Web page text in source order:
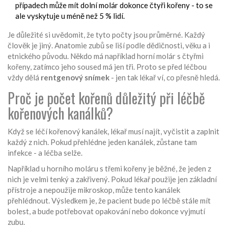
případech může mít dolní molár dokonce čtyři kořeny - to se
ale vyskytuje u méně než 5 % lidí.
Je důležité si uvědomit, že tyto počty jsou průměrné. Každý
člověk je jiný. Anatomie zubů se liší podle dědičnosti, věku a i
etnického původu. Někdo má například horní molár s čtyřmi
kořeny, zatímco jeho soused má jen tři. Proto se před léčbou
vždy dělá rentgenový snímek - jen tak lékař ví, co přesně hledá.
Proč je počet kořenů důležitý při léčbě
kořenových kanálků?
Když se léčí kořenový kanálek, lékař musí najít, vyčistit a zaplnit
každý z nich. Pokud přehlédne jeden kanálek, zůstane tam
infekce - a léčba selže.
Například u horního moláru s třemi kořeny je běžné, že jeden z
nich je velmi tenký a zakřivený. Pokud lékař použije jen základní
přístroje a nepoužije mikroskop, může tento kanálek
přehlédnout. Výsledkem je, že pacient bude po léčbě stále mít
bolest, a bude potřebovat opakování nebo dokonce vyjmutí
zubu.